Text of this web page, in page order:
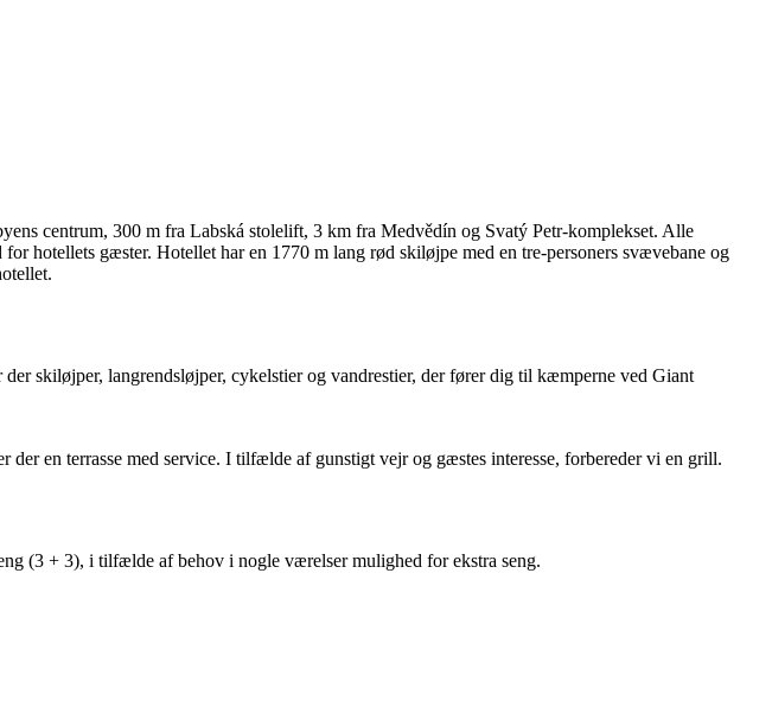
centrum, 300 m fra Labská stolelift, 3 km fra Medvědín og Svatý Petr-komplekset. Alle
hotellets gæster. Hotellet har en 1770 m lang rød skiløjpe med en tre-personers svævebane og
skiløjper, langrendsløjper, cykelstier og vandrestier, der fører dig til kæmperne ved Giant
der en terrasse med service. I tilfælde af gunstigt vejr og gæstes interesse, forbereder vi en grill.
(3 + 3), i tilfælde af behov i nogle værelser mulighed for ekstra seng.